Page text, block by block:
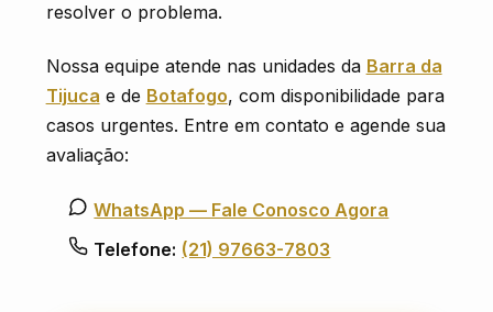
resolver o problema.
Nossa equipe atende nas unidades da Barra da
Tijuca e de Botafogo, com disponibilidade para
casos urgentes. Entre em contato e agende sua
avaliação:
WhatsApp — Fale Conosco Agora
Telefone: (21) 97663-7803